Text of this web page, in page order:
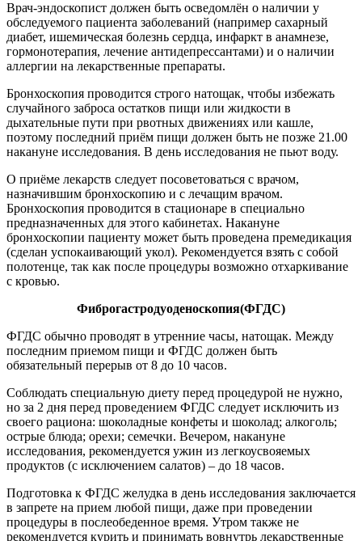
Врач-эндоскопист должен быть осведомлён о наличии у
обследуемого пациента заболеваний (например сахарный
диабет, ишемическая болезнь сердца, инфаркт в анамнезе,
гормонотерапия, лечение антидепрессантами) и о наличии
аллергии на лекарственные препараты.
Бронхоскопия проводится строго натощак, чтобы избежать
случайного заброса остатков пищи или жидкости в
дыхательные пути при рвотных движениях или кашле,
поэтому последний приём пищи должен быть не позже 21.00
накануне исследования. В день исследования не пьют воду.
О приёме лекарств следует посоветоваться с врачом,
назначившим бронхоскопию и с лечащим врачом.
Бронхоскопия проводится в стационаре в специально
предназначенных для этого кабинетах. Накануне
бронхоскопии пациенту может быть проведена премедикация
(сделан успокаивающий укол). Рекомендуется взять с собой
полотенце, так как после процедуры возможно отхаркивание
с кровью.
Фиброгастродуоденоскопия(ФГДС)
ФГДС обычно проводят в утренние часы, натощак. Между
последним приемом пищи и ФГДС должен быть
обязательный перерыв от 8 до 10 часов.
Соблюдать специальную диету перед процедурой не нужно,
но за 2 дня перед проведением ФГДС следует исключить из
своего рациона: шоколадные конфеты и шоколад; алкоголь;
острые блюда; орехи; семечки. Вечером, накануне
исследования, рекомендуется ужин из легкоусвояемых
продуктов (с исключением салатов) – до 18 часов.
Подготовка к ФГДС желудка в день исследования заключается
в запрете на прием любой пищи, даже при проведении
процедуры в послеобеденное время. Утром также не
рекомендуется курить и принимать вовнутрь лекарственные